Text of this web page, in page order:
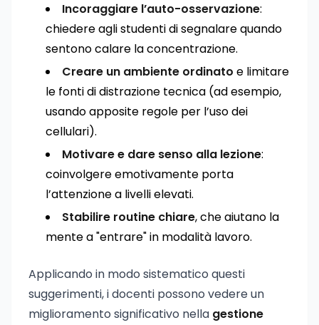
Incoraggiare l’auto-osservazione:
chiedere agli studenti di segnalare quando
sentono calare la concentrazione.
Creare un ambiente ordinato e limitare
le fonti di distrazione tecnica (ad esempio,
usando apposite regole per l’uso dei
cellulari).
Motivare e dare senso alla lezione:
coinvolgere emotivamente porta
l’attenzione a livelli elevati.
Stabilire routine chiare, che aiutano la
mente a "entrare" in modalità lavoro.
Applicando in modo sistematico questi
suggerimenti, i docenti possono vedere un
miglioramento significativo nella gestione